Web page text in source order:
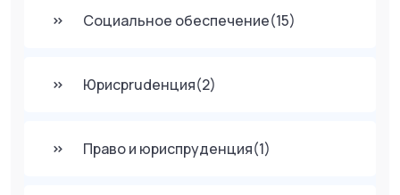
Социальное обеспечение(15)
Юрисprudенция(2)
Право и юриспруденция(1)